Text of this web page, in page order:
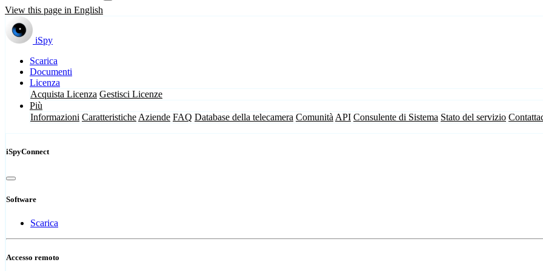
View this page in English
iSpy
Scarica
Documenti
Licenza
Acquista Licenza Gestisci Licenze
Più
Informazioni Caratteristiche Aziende FAQ Database della telecamera Comunità API Consulente di Sistema Stato del servizio
iSpyConnect
Software
Scarica
Accesso remoto